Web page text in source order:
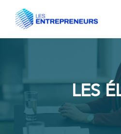
LES